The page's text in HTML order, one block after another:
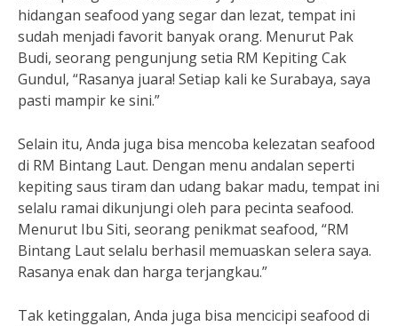
hidangan seafood yang segar dan lezat, tempat ini
sudah menjadi favorit banyak orang. Menurut Pak
Budi, seorang pengunjung setia RM Kepiting Cak
Gundul, “Rasanya juara! Setiap kali ke Surabaya, saya
pasti mampir ke sini.”
Selain itu, Anda juga bisa mencoba kelezatan seafood
di RM Bintang Laut. Dengan menu andalan seperti
kepiting saus tiram dan udang bakar madu, tempat ini
selalu ramai dikunjungi oleh para pecinta seafood.
Menurut Ibu Siti, seorang penikmat seafood, “RM
Bintang Laut selalu berhasil memuaskan selera saya.
Rasanya enak dan harga terjangkau.”
Tak ketinggalan, Anda juga bisa mencicipi seafood di